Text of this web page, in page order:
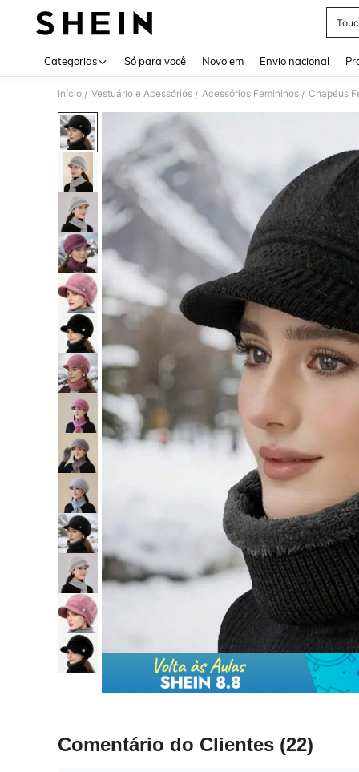
Categorias Só para você Novo em Envio nacional
Início / Vestuário e Acessórios / Acessórios Femininos / Chapéus
Comentário do Clientes (22)